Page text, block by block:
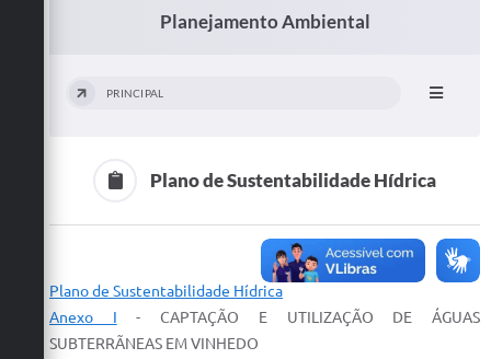
Tributos Online
Transporte Coletivo Municipal (Horários e
Itinerários)
Normas e Legislação
Planejamento Ambiental
PRINCIPAL
Plano de Sustentabilidade Hídrica
Plano de Sustentabilidade Hídrica
Anexo I - CAPTAÇÃO E UTILIZAÇÃO DE ÁGUAS
SUBTERRÃNEAS EM VINHEDO